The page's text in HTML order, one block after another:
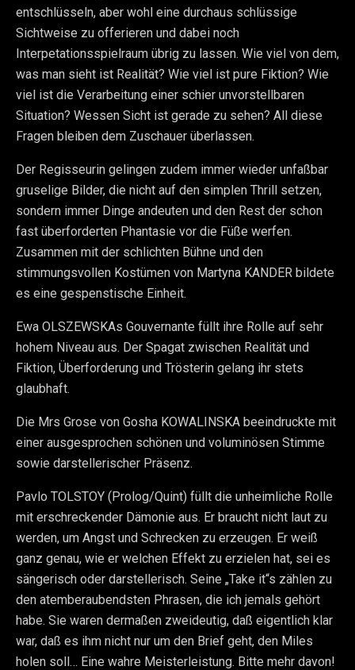
entschlüsseln, aber wohl eine durchaus schlüssige
Sichtweise zu offerieren und dabei noch
Interpetationsspielraum übrig zu lassen. Wie viel von dem,
was man sieht ist Realität? Wie viel ist pure Fiktion? Wie
viel ist die Verarbeitung einer schier unvorstellbaren
Situation? Wessen Sicht ist gerade zu sehen? All diese
Fragen bleiben dem Zuschauer überlassen.
Der Regisseurin gelingen zudem immer wieder unfaßbar
gruselige Bilder, die nicht auf den simplen Thrill setzen,
sondern immer Dinge andeuten und den Rest der schon
fast überforderten Phantasie vor die Füße werfen.
Zusammen mit der schlichten Bühne und den
stimmungsvollen Kostümen von Martyna KANDER bildete
es eine gespenstische Einheit.
Ewa OLSZEWSKAs Gouvernante füllt ihre Rolle auf sehr
hohem Niveau aus. Der Spagat zwischen Realität und
Fiktion, Überforderung und Trösterin gelang ihr stets
glaubhaft.
Die Mrs Grose von Gosha KOWALINSKA beeindruckte mit
einer ausgesprochen schönen und voluminösen Stimme
sowie darstellerischer Präsenz.
Pavlo TOLSTOY (Prolog/Quint) füllt die unheimliche Rolle
mit erschreckender Dämonie aus. Er braucht nicht laut zu
werden, um Angst und Schrecken zu erzeugen. Er weiß
ganz genau, wie er welchen Effekt zu erzielen hat, sei es
sängerisch oder darstellerisch. Seine „Take it“s zählen zu
den atemberaubendsten Phrasen, die ich jemals gehört
habe. Sie waren dermaßen zweideutig, daß eigentlich klar
war, daß es ihm nicht nur um den Brief geht, den Miles
holen soll… Eine wahre Meisterleistung. Bitte mehr davon!